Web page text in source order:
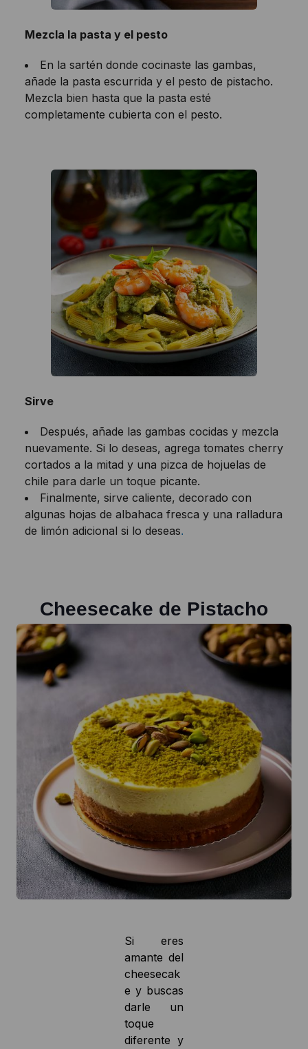
Mezcla la pasta y el pesto
En la sartén donde cocinaste las gambas,
añade la pasta escurrida y el pesto de pistacho.
Mezcla bien hasta que la pasta esté
completamente cubierta con el pesto.
Sirve
Después, añade las gambas cocidas y mezcla
nuevamente. Si lo deseas, agrega tomates cherry
cortados a la mitad y una pizca de hojuelas de
chile para darle un toque picante.
Finalmente, sirve caliente, decorado con
algunas hojas de albahaca fresca y una ralladura
de limón adicional si lo deseas.
Cheesecake de Pistacho
Si eres
amante del
cheesecak
e y buscas
darle un
toque
diferente y